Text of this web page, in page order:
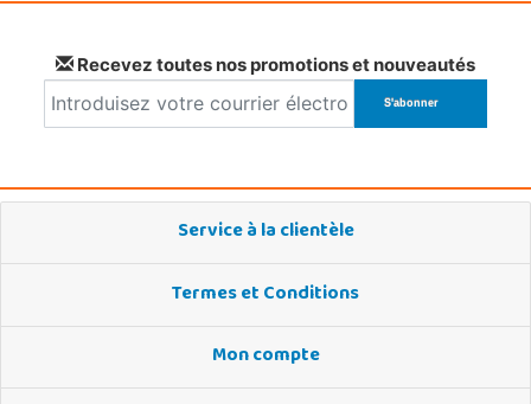
Recevez toutes nos promotions et nouveautés
Service à la clientèle
Termes et Conditions
Mon compte